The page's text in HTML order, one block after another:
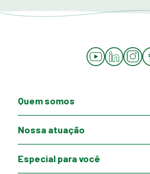
YouTube
Quem somos
Nossa atuação
Especial para você